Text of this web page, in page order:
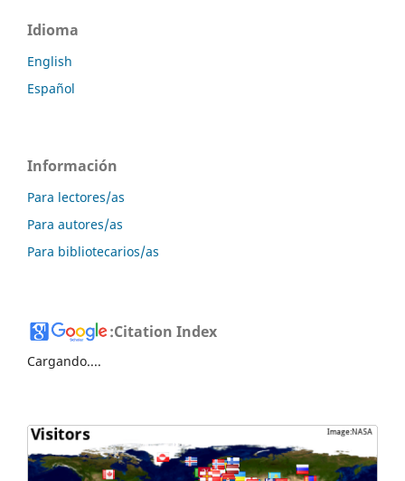
Idioma
English
Español
Información
Para lectores/as
Para autores/as
Para bibliotecarios/as
:Citation Index
Cargando....